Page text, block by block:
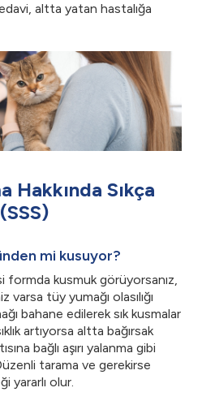
altta yatan hastalığa
Hakkında Sıkça
mi kusuyor?
formda kusmuk görüyorsanız,
tüy yumağı olasılığı
bahane edilerek sık kusmalar
artıyorsa altta bağırsak
bağlı aşırı yalanma gibi
tarama ve gerekirse
yararlı olur.